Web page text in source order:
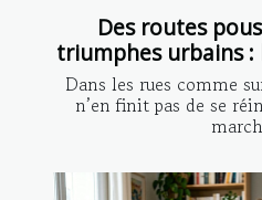
Des routes
triumphes urbains :
Dans les rues comme
n’en finit pas de se